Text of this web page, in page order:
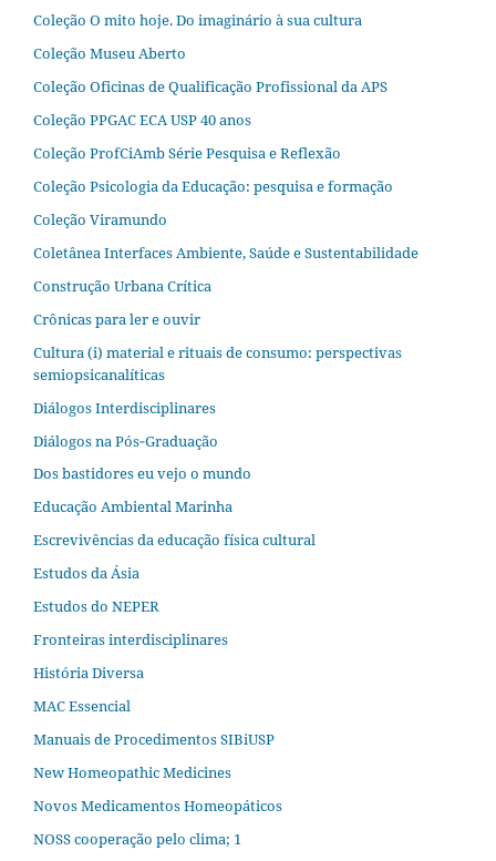
Coleção O mito hoje. Do imaginário à sua cultura
Coleção Museu Aberto
Coleção Oficinas de Qualificação Profissional da APS
Coleção PPGAC ECA USP 40 anos
Coleção ProfCiAmb Série Pesquisa e Reflexão
Coleção Psicologia da Educação: pesquisa e formação
Coleção Viramundo
Coletânea Interfaces Ambiente, Saúde e Sustentabilidade
Construção Urbana Crítica
Crônicas para ler e ouvir
Cultura (i) material e rituais de consumo: perspectivas
semiopsicanalíticas
Diálogos Interdisciplinares
Diálogos na Pós‐Graduação
Dos bastidores eu vejo o mundo
Educação Ambiental Marinha
Escrevivências da educação física cultural
Estudos da Ásia​
Estudos do NEPER
Fronteiras interdisciplinares
História Diversa
MAC Essencial
Manuais de Procedimentos SIBiUSP
New Homeopathic Medicines
Novos Medicamentos Homeopáticos
NOSS cooperação pelo clima; 1